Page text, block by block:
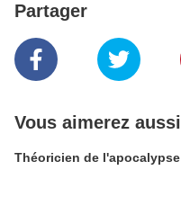
Partager
Vous aimerez aussi
Théoricien de l'apocalypse